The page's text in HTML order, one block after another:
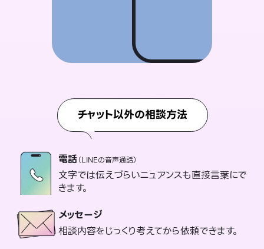
チャット以外の相談方法
電話（LINEの音声通話）
文字では伝えづらいニュアンスも直接言葉にで
きます。
メッセージ
相談内容をじっくり考えてから依頼できます。